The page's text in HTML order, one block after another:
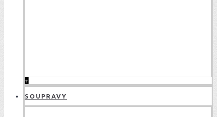
+
SOUPRAVY